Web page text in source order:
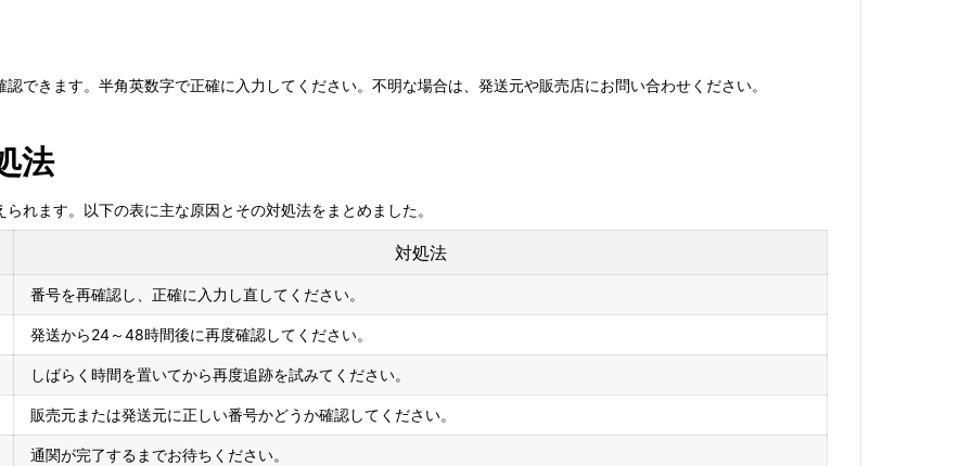
できます。半角英数字で正確に入力してください。不明な場合は、発送元や販売店にお問い合わせください。
法
れます。以下の表に主な原因とその対処法をまとめました。
対処法
番号を再確認し、正確に入力し直してください。
発送から24～48時間後に再度確認してください。
しばらく時間を置いてから再度追跡を試みてください。
販売元または発送元に正しい番号かどうか確認してください。
通関が完了するまでお待ちください。